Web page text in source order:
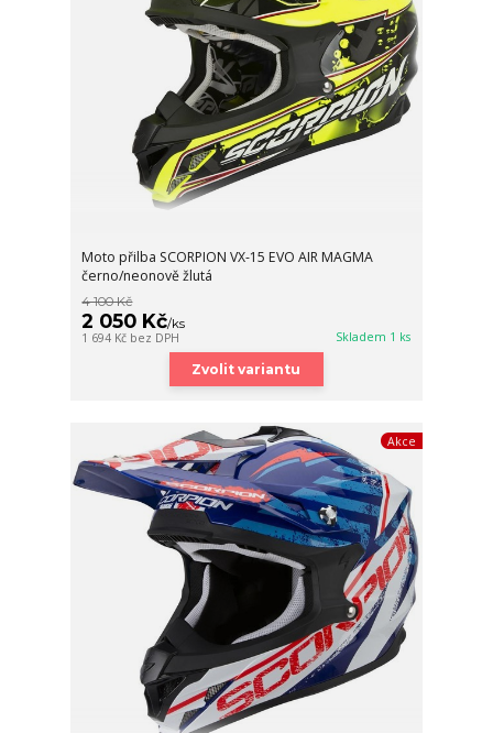
Moto přilba SCORPION VX-15 EVO AIR MAGMA
černo/neonově žlutá
4 100 Kč
2 050 Kč/ks
1 694 Kč bez DPH Skladem 1 ks
Zvolit variantu
Akce